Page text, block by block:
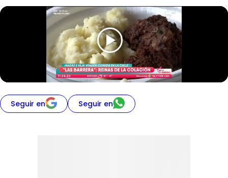
Seguir en Seguir en